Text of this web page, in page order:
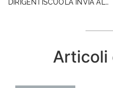
DIRIGENTISCUOLA INVIA AL MINISTRO FORMALE RICHIESTA DI RINVIO DELLA VALUTAZIONE DEI DIRIGENTI SCOLASTICI
Articoli